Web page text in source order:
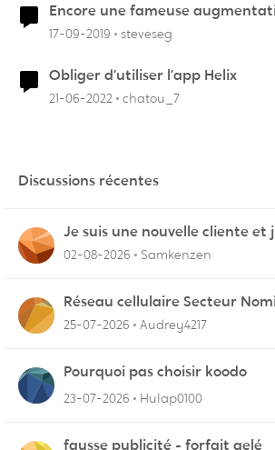
Encore une fameuse
17-09-2019 steveseg
Obliger d’utiliser l’app Helix
21-06-2022 chatou_7
Discussions récentes
Je suis une nouvelle cliente et je
connecter mon appareil sur
02-08-2026 Samkenzen
Réseau cellulaire Secteur
Hautes-Laurentides instable
25-07-2026 Audrey4217
Pourquoi pas choisir koodo
23-07-2026
Hulap0100
fausse publicité - forfait gelé